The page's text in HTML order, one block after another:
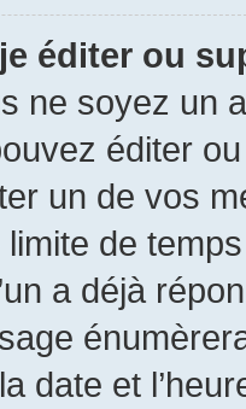
éditer ou
ne soyez un
éditer
un de vos
de
a déjà
date et